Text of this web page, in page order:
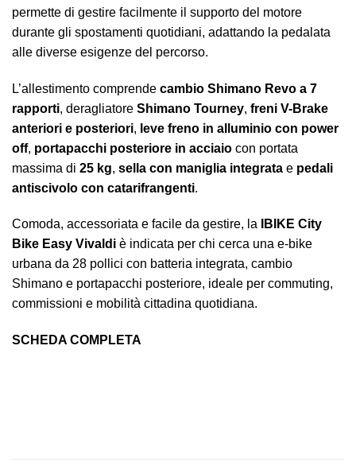
permette di gestire facilmente il supporto del motore
durante gli spostamenti quotidiani, adattando la pedalata
alle diverse esigenze del percorso.
L’allestimento comprende cambio Shimano Revo a 7
rapporti, deragliatore Shimano Tourney, freni V-Brake
anteriori e posteriori, leve freno in alluminio con power
off, portapacchi posteriore in acciaio con portata
massima di 25 kg, sella con maniglia integrata e pedali
antiscivolo con catarifrangenti.
Comoda, accessoriata e facile da gestire, la
IBIKE City
Bike Easy Vivaldi è indicata per chi cerca una e-bike
urbana da 28 pollici con batteria integrata, cambio
Shimano e portapacchi posteriore, ideale per commuting,
commissioni e mobilità cittadina quotidiana.
SCHEDA COMPLETA